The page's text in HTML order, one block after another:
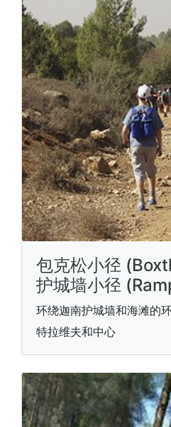
包克松小径
护城墙小径
环绕迦南护城墙和海滩的
特拉维夫和中心